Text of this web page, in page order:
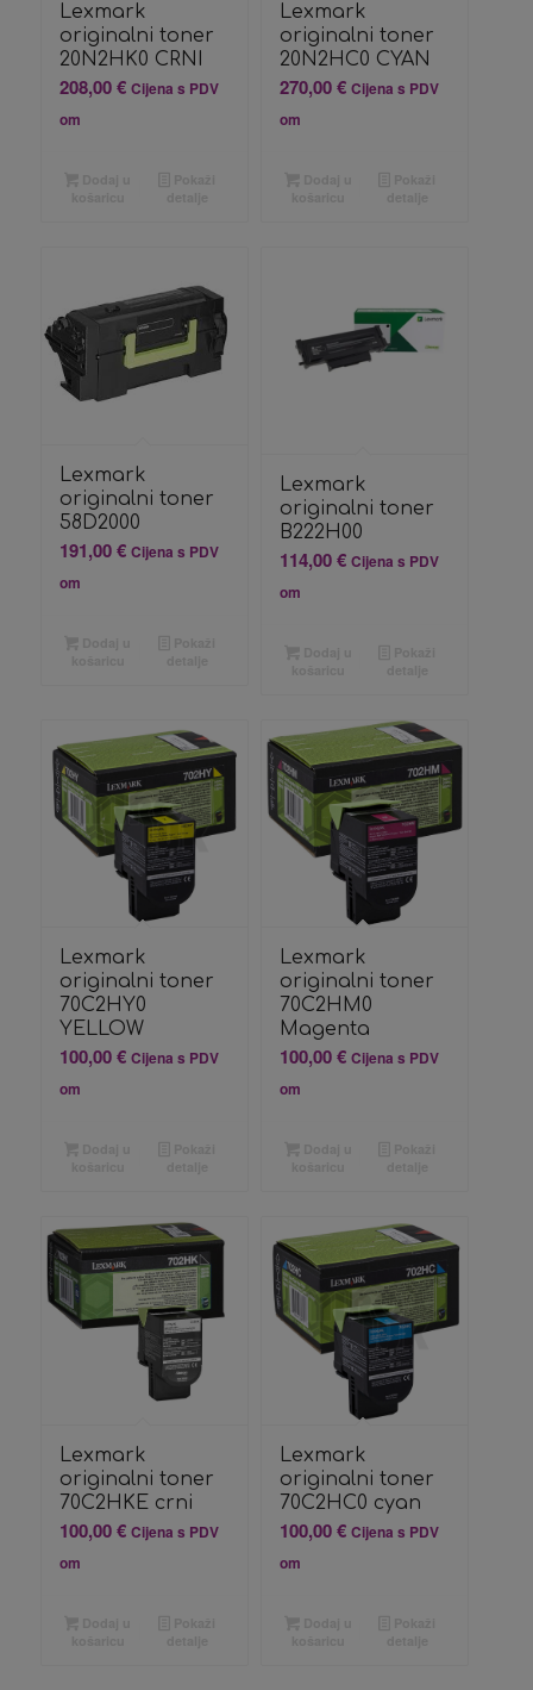
Lexmark
originalni toner
20N2HK0 CRNI
208,00€ Cijena s PDV
om
Lexmark
originalni toner
20N2HC0 CYAN
270,00€ Cijena s PDV
om
Lexmark
originalni toner
58D2000
191,00€ Cijena s PDV
om
Lexmark
originalni toner
B222H00
114,00€ Cijena s PDV
om
Lexmark
originalni toner
70C2HY0
YELLOW
100,00€ Cijena s PDV
om
Lexmark
originalni toner
70C2HM0
Magenta
100,00€ Cijena s PDV
om
Lexmark
originalni toner
70C2HKE crni
100,00€ Cijena s PDV
om
Lexmark
originalni toner
70C2HC0 cyan
100,00€ Cijena s PDV
om